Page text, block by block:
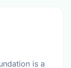
is a